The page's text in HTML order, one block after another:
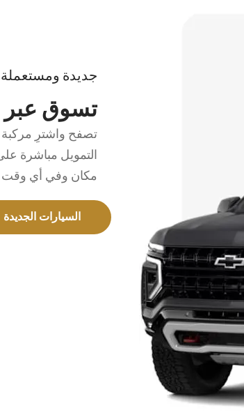
جديدة ومستعملة
تسوق عبر
تصفح واشترِ
التمويل مباشرة
مكان وفي أي وقت
السيارات الجديدة